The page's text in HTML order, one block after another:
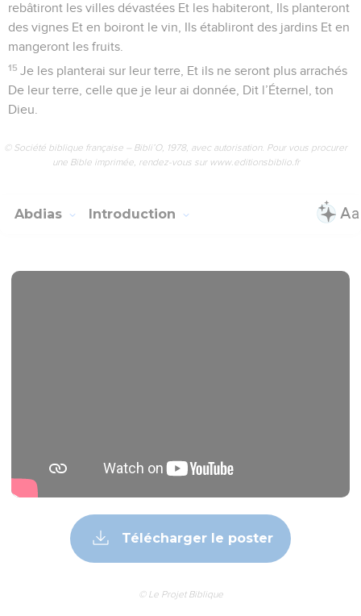
rebâtiront les villes dévastées Et les habiteront, Ils planteront
des vignes Et en boiront le vin, Ils établiront des jardins Et en
mangeront les fruits.
15 Je les planterai sur leur terre, Et ils ne seront plus arrachés
De leur terre, celle que je leur ai donnée, Dit l’Éternel, ton
Dieu.
© Société biblique française – Bibli’O, 1978, avec autorisation. Pour vous procurer
une Bible imprimée, rendez-vous sur www.editionsbiblio.fr
Abdias Introduction
Télécharger le poster
© Le Projet Biblique